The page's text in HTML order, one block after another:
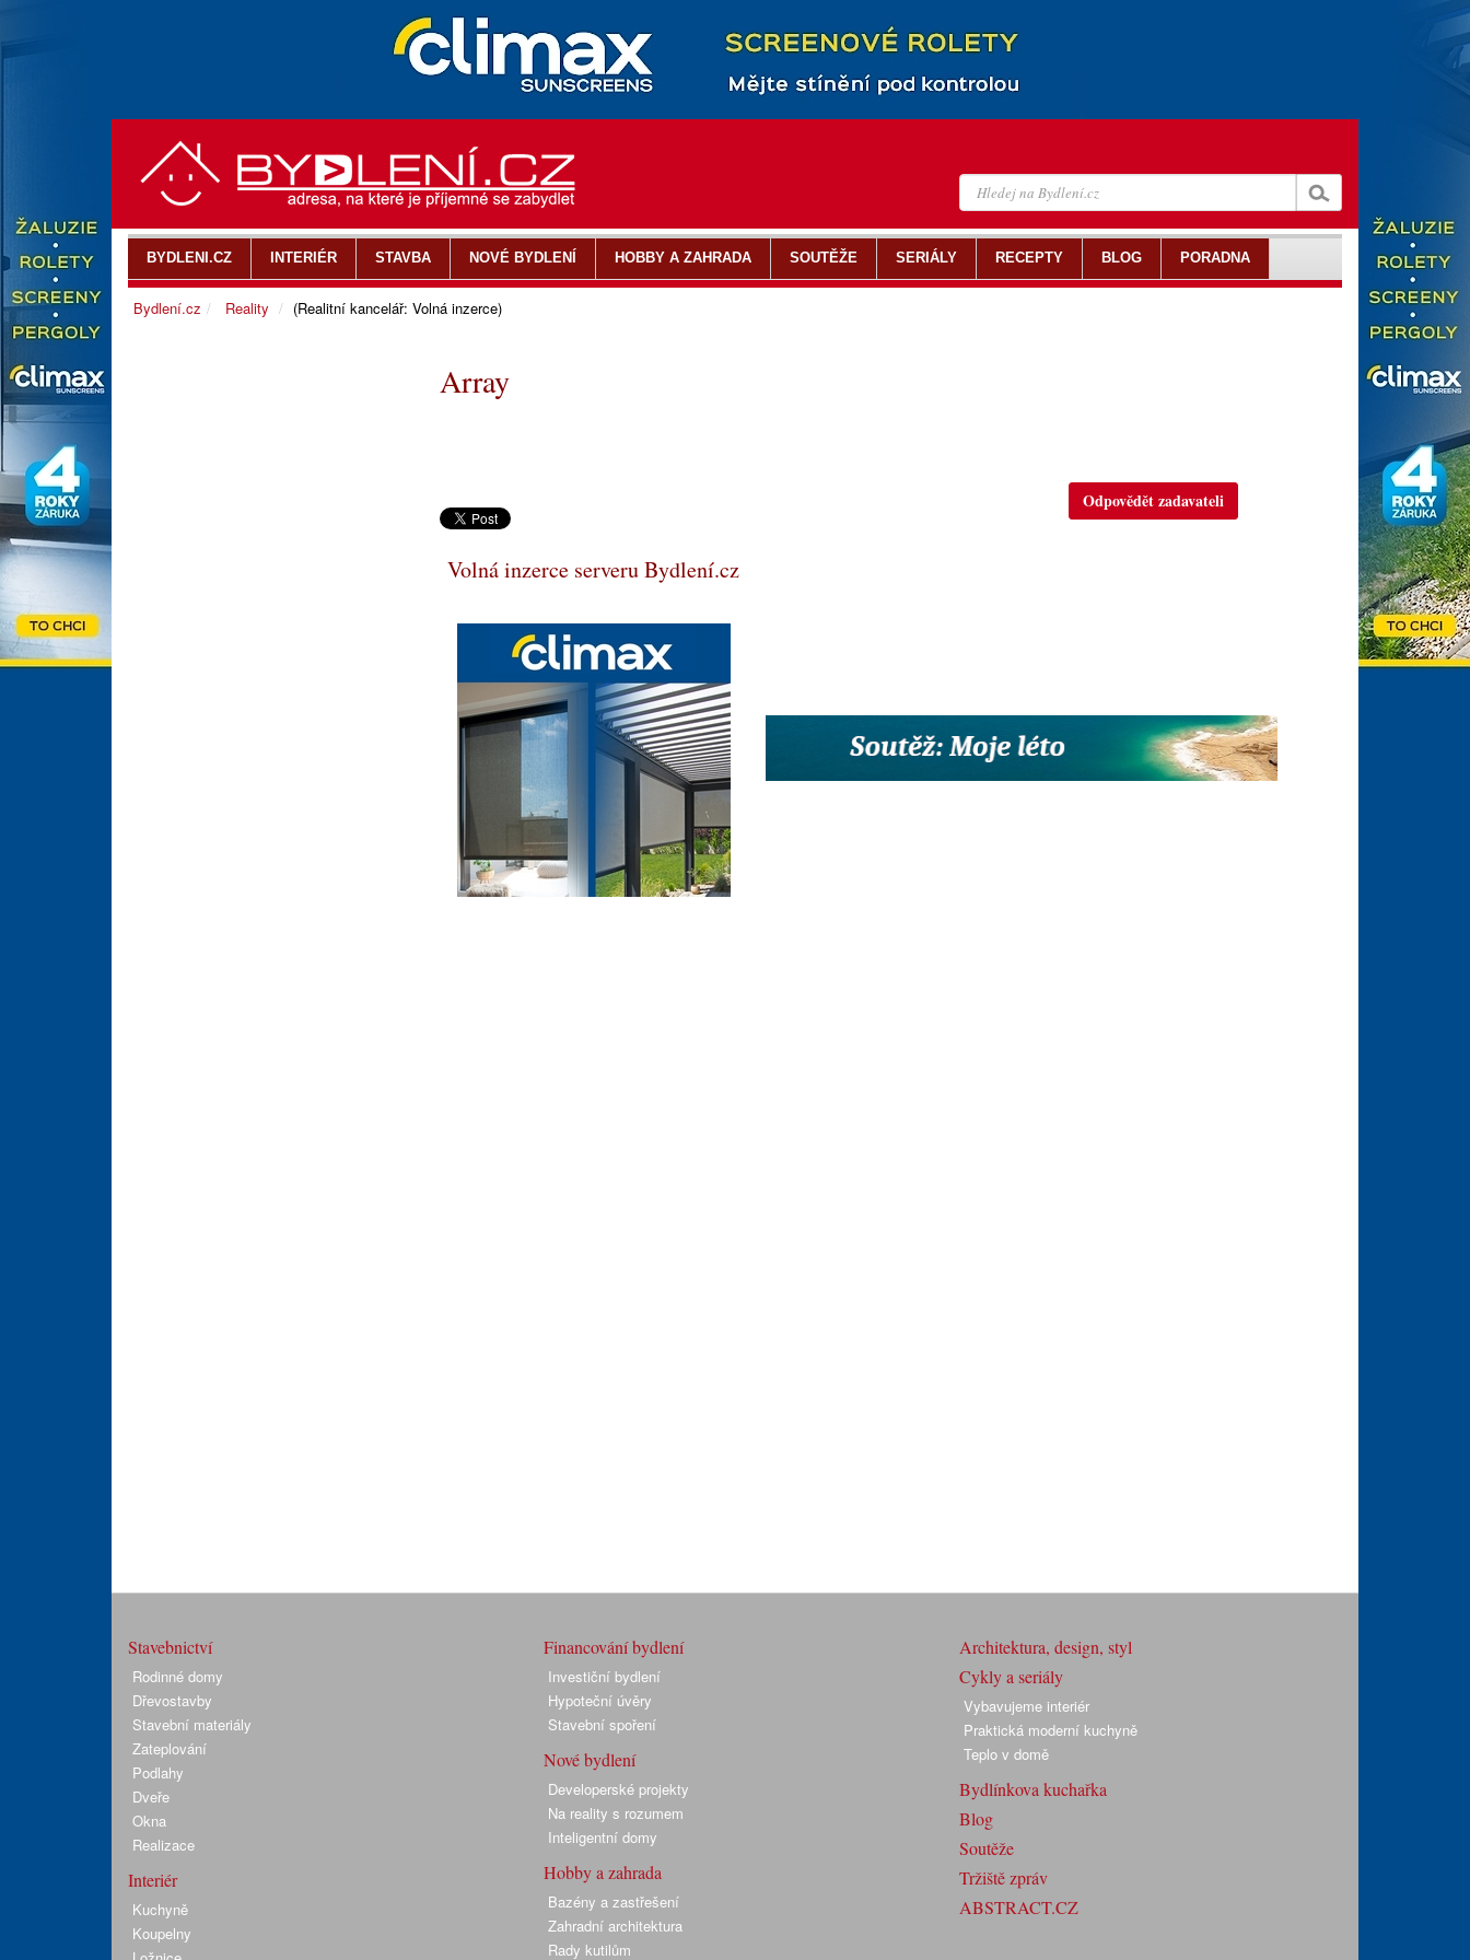
BYDLENI.CZ INTERIÉR STAVBA NOVÉ BYDLENÍ HOBBY A ZAHRADA SOUTĚŽE SERIÁLY RECEPTY BLOG PORADNA
Bydlení.cz Reality (Realitní kancelář: Volná inzerce)
Array
Odpovědět zadavateli
Volná inzerce serveru Bydlení.cz
Stavebnictví
Rodinné domy
Dřevostavby
Stavební materiály
Zateplování
Podlahy
Dveře
Okna
Realizace
Interiér
Kuchyně
Koupelny
Financování bydlení
Investiční bydlení
Hypoteční úvěry
Stavební spoření
Nové bydlení
Developerské projekty
Na reality s rozumem
Inteligentní domy
Hobby a zahrada
Bazény a zastřešení
Zahradní architektura
Rady kutilům
Architektura, design, styl
Cykly a seriály
Vybavujeme interiér
Praktická moderní kuchyně
Teplo v domě
Bydlínkova kuchařka
Blog
Soutěže
Tržiště zpráv
ABSTRACT.CZ